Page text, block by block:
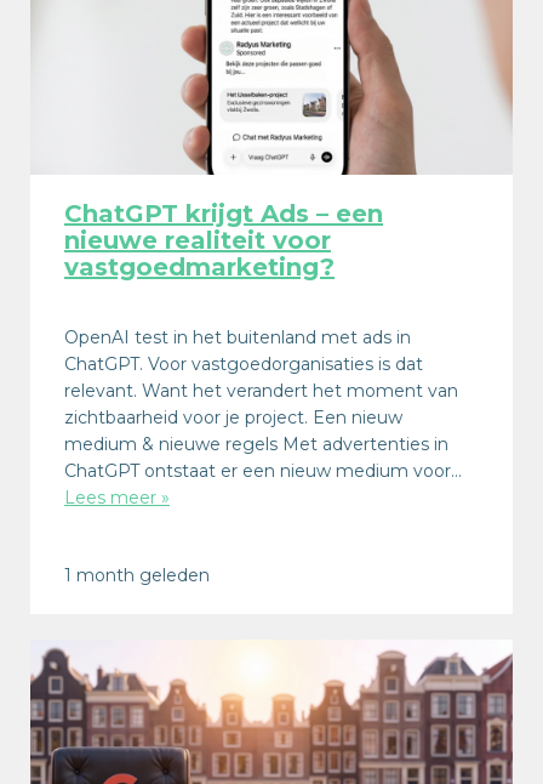
ChatGPT krijgt Ads – een
nieuwe realiteit voor
vastgoedmarketing?
OpenAI test in het buitenland met ads in
ChatGPT. Voor vastgoedorganisaties is dat
relevant. Want het verandert het moment van
zichtbaarheid voor je project. Een nieuw
medium & nieuwe regels Met advertenties in
ChatGPT ontstaat er een nieuw medium voor…
Lees meer »
1 month geleden